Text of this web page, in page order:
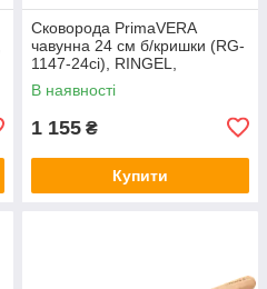
Сковорода PrimaVERA
чавунна 24 см б/кришки (RG-
1147-24ci), RINGEL,
Арт.74481
В наявності
1 155 ₴
Купити